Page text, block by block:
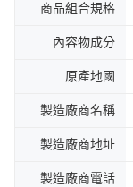
商品組合規格
內容物成分
原產地國
製造廠商名稱
製造廠商地址
製造廠商電話